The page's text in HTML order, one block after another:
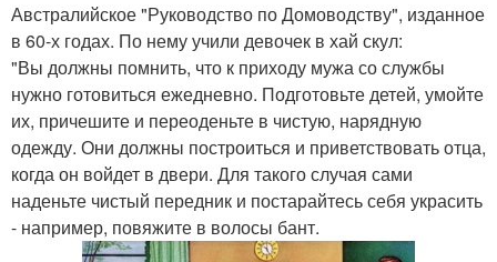
Австралийское "Руководство по Домоводству", изданное
в 60-х годах. По нему учили девочек в хай скул:
"Вы должны помнить, что к приходу мужа со службы
нужно готовиться ежедневно. Подготовьте детей, умойте
их, причешите и переоденьте в чистую, нарядную
одежду. Они должны построиться и приветствовать отца,
когда он войдет в двери. Для такого случая сами
наденьте чистый передник и постарайтесь себя украсить
- например, повяжите в волосы бант.